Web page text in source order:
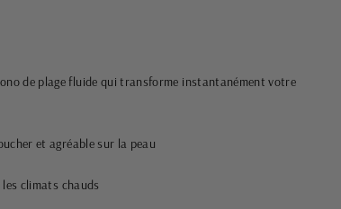
de plage fluide qui transforme instantanément votre
et agréable sur la peau
climats chauds